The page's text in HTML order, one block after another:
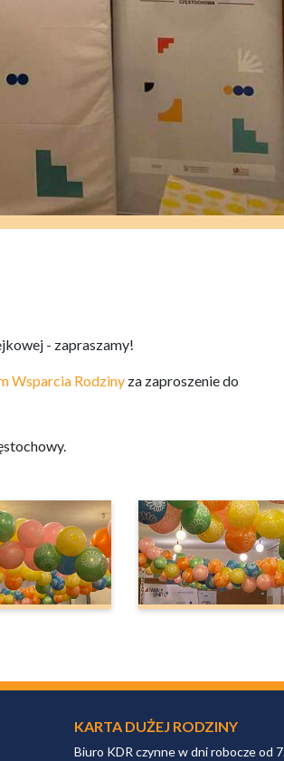
- zapraszamy!
Wsparcia Rodziny za zaproszenie do
KARTA DUŻEJ RODZINY
Biuro KDR czynne w dni robocze od